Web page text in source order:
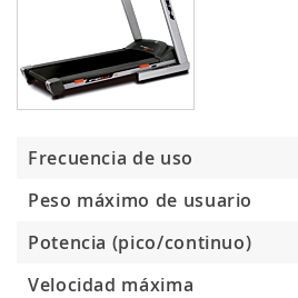
Frecuencia de uso
Peso máximo de usuario
Potencia (pico/continuo)
Velocidad máxima